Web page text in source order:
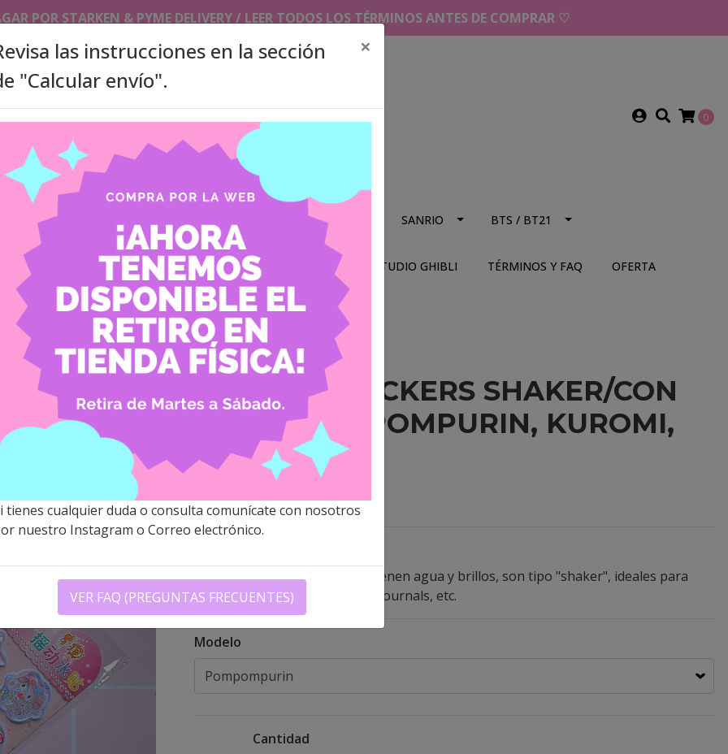
POR STARKEN & PYME DELIVERY / LEER TODOS LOS TÉRMINOS ANTES DE COMPRAR ♡
0
SLEEVES/TOPLOADERS PHOTOCARDS HOLDER/ KEYCHAINS SANRIO BTS / BT21
ITA BAGS ACCESORIOS PRODUCTOS A PEDIDO STUDIO GHIBLI TÉRMINOS Y FAQ OFERTA
SANRIO - STICKERS SHAKER/CON
AGUA (POMPOMPURIN, KUROMI,
MY MELODY)
$2.700 CLP
En estos sets los stickers contienen agua y brillos, son tipo "shaker", ideales para
decorar portadas de agendas, journals, etc.
Modelo
Cantidad
las instrucciones en la sección
"Calcular envío".
×
tienes cualquier duda o consulta comunícate con nosotros
nuestro Instagram o Correo electrónico.
VER FAQ (PREGUNTAS FRECUENTES)